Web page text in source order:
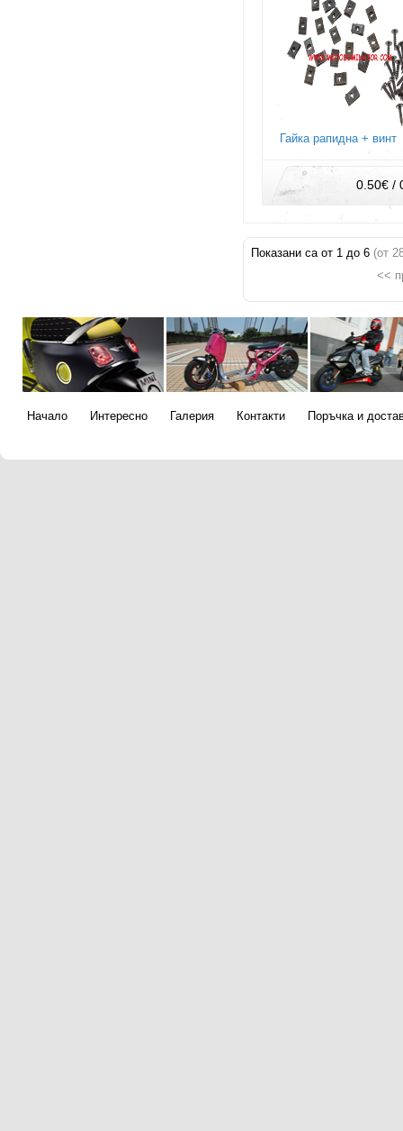
Гайка рапидна + винт
0.50€ /
Показани са от 1 до 6 (от
<<
Начало Интересно Галерия Контакти Поръчка и